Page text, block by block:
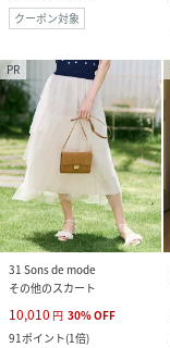
クーポン対象
PR
31 Sons de mode
その他のスカート
10,010 円 30%OFF
91ポイント(1倍)